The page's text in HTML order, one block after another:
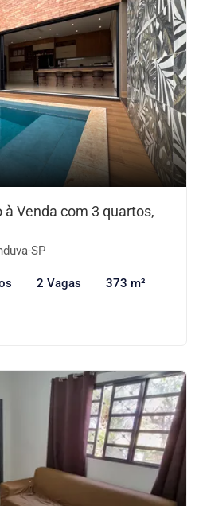
Venda com 3 quartos,
SP
2 Vagas 373 m²